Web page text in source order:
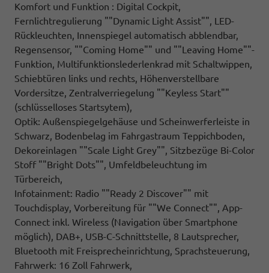
Komfort und Funktion : Digital Cockpit,
Fernlichtregulierung ""Dynamic Light Assist"", LED-
Rückleuchten, Innenspiegel automatisch abblendbar,
Regensensor, ""Coming Home"" und ""Leaving Home""-
Funktion, Multifunktionslederlenkrad mit Schaltwippen,
Schiebtüren links und rechts, Höhenverstellbare
Vordersitze, Zentralverriegelung ""Keyless Start""
(schlüsselloses Startsytem),
Optik: Außenspiegelgehäuse und Scheinwerferleiste in
Schwarz, Bodenbelag im Fahrgastraum Teppichboden,
Dekoreinlagen ""Scale Light Grey"", Sitzbezüge Bi-Color
Stoff ""Bright Dots"", Umfeldbeleuchtung im
Türbereich,
Infotainment: Radio ""Ready 2 Discover"" mit
Touchdisplay, Vorbereitung für ""We Connect"", App-
Connect inkl. Wireless (Navigation über Smartphone
möglich), DAB+, USB-C-Schnittstelle, 8 Lautsprecher,
Bluetooth mit Freisprecheinrichtung, Sprachsteuerung,
Fahrwerk: 16 Zoll Fahrwerk,